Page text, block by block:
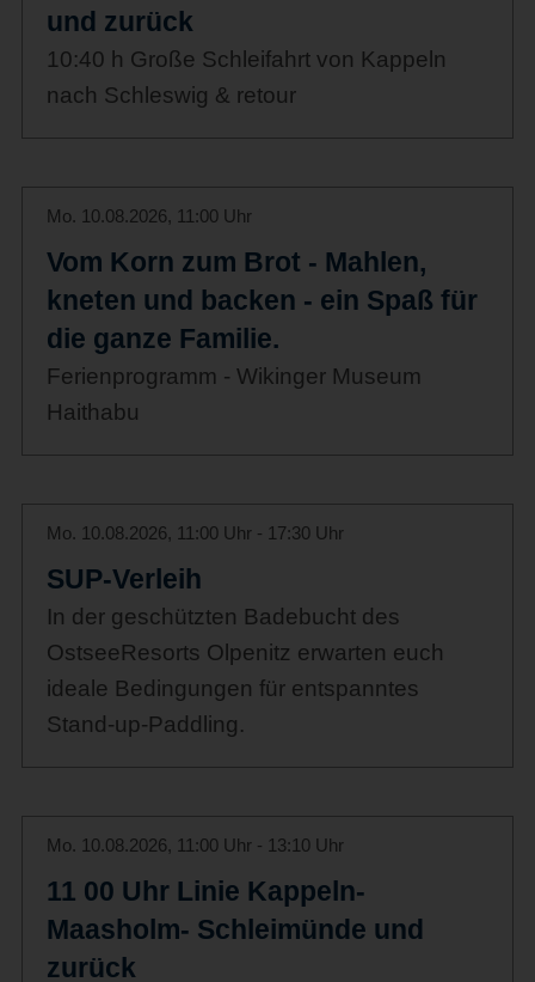
und zurück
10:40 h Große Schleifahrt von Kappeln
nach Schleswig & retour
Mo. 10.08.2026, 11:00 Uhr
Vom Korn zum Brot - Mahlen,
kneten und backen - ein Spaß für
die ganze Familie.
Ferienprogramm - Wikinger Museum
Haithabu
Mo. 10.08.2026, 11:00 Uhr - 17:30 Uhr
SUP-Verleih
In der geschützten Badebucht des
OstseeResorts Olpenitz erwarten euch
ideale Bedingungen für entspanntes
Stand-up-Paddling.
Mo. 10.08.2026, 11:00 Uhr - 13:10 Uhr
11 00 Uhr Linie Kappeln-
Maasholm- Schleimünde und
zurück